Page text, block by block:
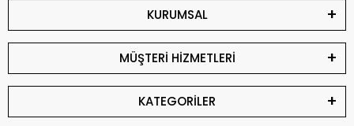
KURUMSAL
MÜŞTERİ HİZMETLERİ
KATEGORİLER